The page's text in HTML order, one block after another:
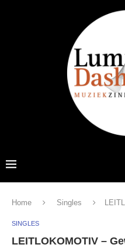
Home Singles
SINGLES
LEITLOKOMOTIV –